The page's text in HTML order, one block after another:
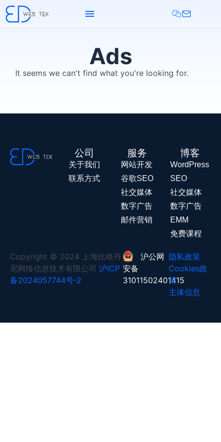
Ads
It seems we can't find what you're looking for.
公司
关于我们
联系方式
服务
网站开发
谷歌SEO
社交媒体
数字广告
邮件营销
博客
WordPress
SEO
社交媒体
数字广告
EMM
免费课程
Copyright © 2024 上海比格丹
尼网络信息技术有限公司 沪ICP
备2024057744号-2
沪公网
安备
31011502401415
隐私政策
Cookies政
策
主体信息